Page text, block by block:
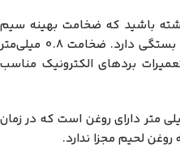
باشید که ضخامت بهينه سيم
مورد استفاده بستگی دارد. ضخامت 0.8 میلی‌متر
بردهای الکترونیک مناسب
لحیم 100 گرمی آساهی 0.8 میلی متر دارای روغن است که در زمان
لحیم مجزا ندارد.